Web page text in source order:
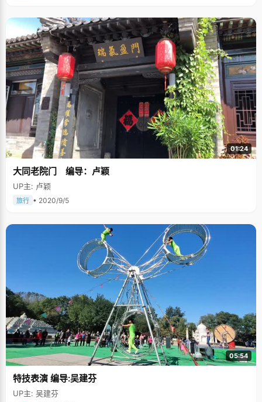
01:24
大同老院门 编导：卢颖
UP主: 卢颖
旅行 • 2020/9/5
05:54
特技表演 编导:吴建芬
UP主: 吴建芬